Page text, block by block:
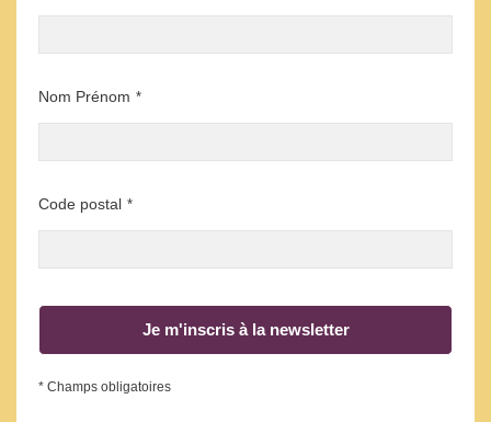
Nom Prénom *
Code postal *
Je m'inscris à la newsletter
* Champs obligatoires